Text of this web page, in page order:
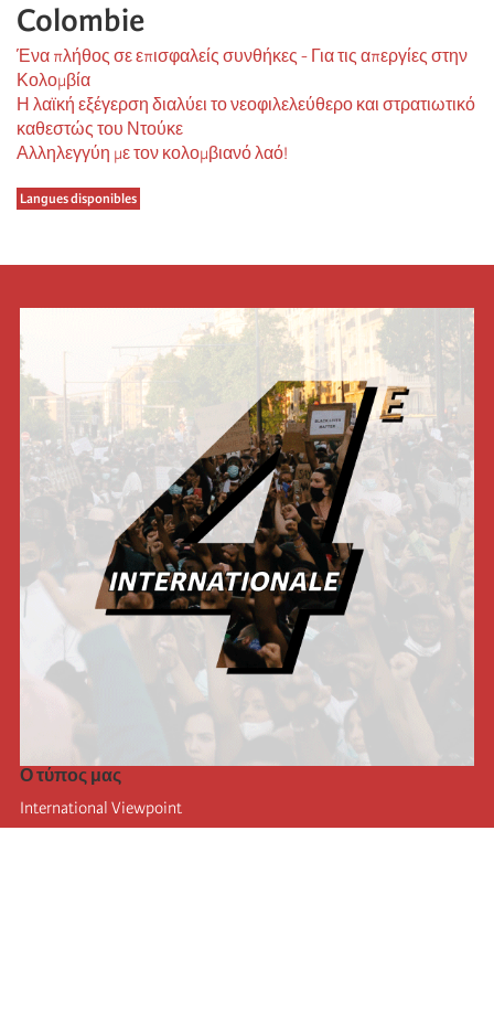
Colombie
Ένα πλήθος σε επισφαλείς συνθήκες - Για τις απεργίες στην
Κολομβία
Η λαϊκή εξέγερση διαλύει το νεοφιλελεύθερο και στρατιωτικό
καθεστώς του Ντούκε
Αλληλεγγύη με τον κολομβιανό λαό!
Langues disponibles
Ο τύπος μας
International Viewpoint